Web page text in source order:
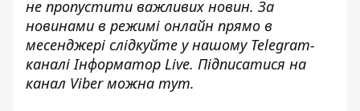
не пропустити важливих новин. За
новинами в режимі онлайн прямо в
месенджері слідкуйте у нашому Telegram-
каналіІнформатор Live. Підписатися на
канал Viber можна тут.